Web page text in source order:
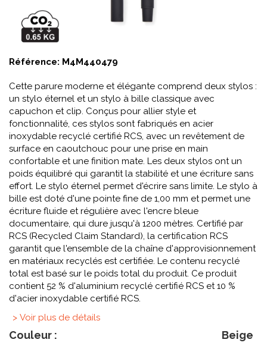
Référence: M4M440479
Cette parure moderne et élégante comprend deux stylos :
un stylo éternel et un stylo à bille classique avec
capuchon et clip. Conçus pour allier style et
fonctionnalité, ces stylos sont fabriqués en acier
inoxydable recyclé certifié RCS, avec un revêtement de
surface en caoutchouc pour une prise en main
confortable et une finition mate. Les deux stylos ont un
poids équilibré qui garantit la stabilité et une écriture sans
effort. Le stylo éternel permet d'écrire sans limite. Le stylo à
bille est doté d'une pointe fine de 1,00 mm et permet une
écriture fluide et régulière avec l'encre bleue
documentaire, qui dure jusqu'à 1200 mètres. Certifié par
RCS (Recycled Claim Standard), la certification RCS
garantit que l'ensemble de la chaîne d'approvisionnement
en matériaux recyclés est certifiée. Le contenu recyclé
total est basé sur le poids total du produit. Ce produit
contient 52 % d'aluminium recyclé certifié RCS et 10 %
d'acier inoxydable certifié RCS.
> Voir plus de détails
Couleur :
Beige